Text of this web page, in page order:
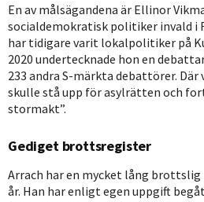
En av målsägandena är Ellinor
socialdemokratisk politiker invald i
har tidigare varit lokalpolitiker på
2020 undertecknade hon en
233 andra S-märkta debattörer.
skulle stå upp för asylrätten och
stormakt”.
Gediget brottsregister
Arrach har en mycket lång brottslig
år. Han har enligt egen uppgift